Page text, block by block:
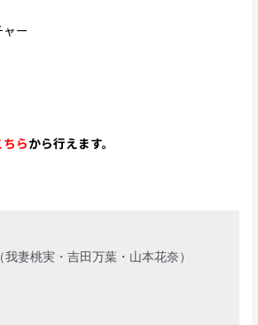
ー
ちらから行えます。
妻桃実・吉田万葉・山本花奈）